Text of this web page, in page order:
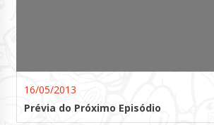
16/05/2013
Prévia do Próximo Episódio